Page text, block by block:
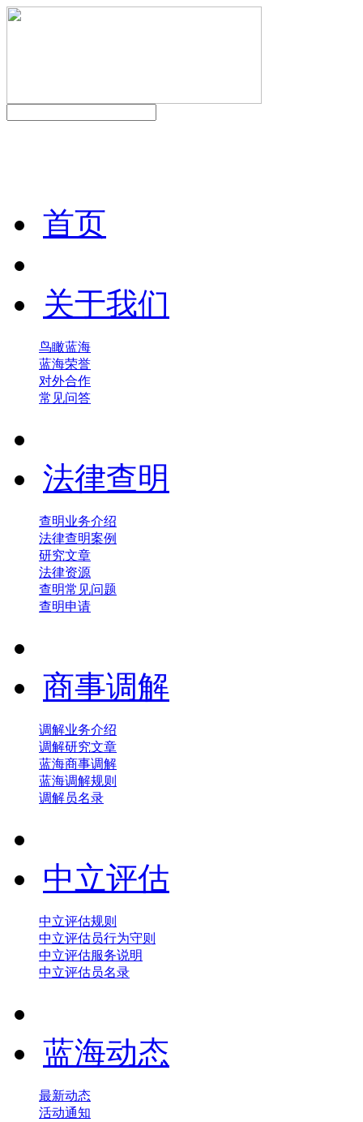
首页
关于我们
鸟瞰蓝海
蓝海荣誉
对外合作
常见问答
法律查明
查明业务介绍
法律查明案例
研究文章
法律资源
查明常见问题
查明申请
商事调解
调解业务介绍
调解研究文章
蓝海商事调解
蓝海调解规则
调解员名录
中立评估
中立评估规则
中立评估员行为守则
中立评估服务说明
中立评估员名录
蓝海动态
最新动态
活动通知